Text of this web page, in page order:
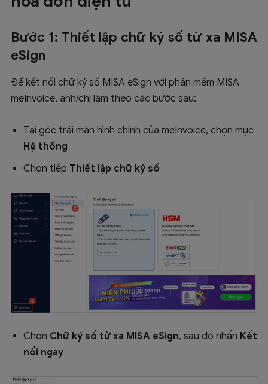
Bước 1: Thiết lập chữ ký số từ xa MISA
eSign
Để kết nối chữ ký số MISA eSign với phần mềm MISA
meInvoice, anh/chị làm theo các bước sau:
Tại góc trái màn hình chính của meInvoice, chọn mục
Hệ thống
Chọn tiếp Thiết lập chữ ký số
Chọn Chữ ký số từ xa MISA eSign, sau đó nhấn Kết
nối ngay